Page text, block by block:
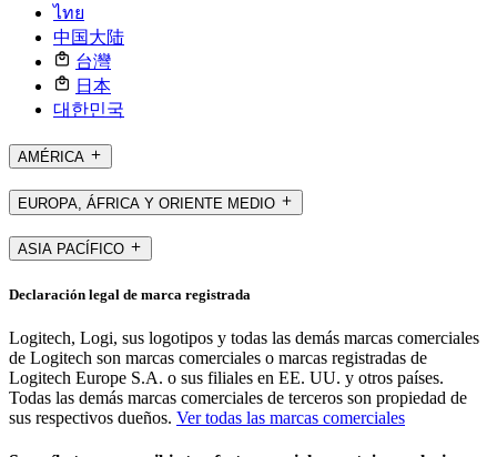
ไทย
中国大陆
台灣
日本
대한민국
AMÉRICA
EUROPA, ÁFRICA Y ORIENTE MEDIO
ASIA PACÍFICO
Declaración legal de marca registrada
Logitech, Logi, sus logotipos y todas las demás marcas comerciales
de Logitech son marcas comerciales o marcas registradas de
Logitech Europe S.A. o sus filiales en EE. UU. y otros países.
Todas las demás marcas comerciales de terceros son propiedad de
sus respectivos dueños. Ver todas las marcas comerciales